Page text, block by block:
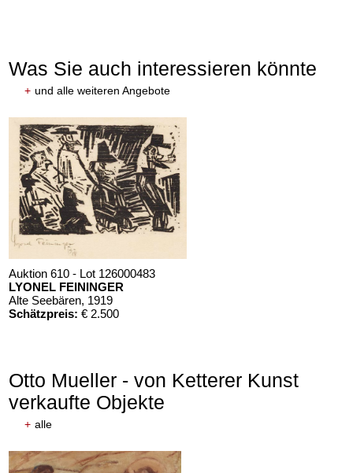
Was Sie auch interessieren könnte
+ und alle weiteren Angebote
Auktion 610 - Lot 126000483
LYONEL FEININGER
Alte Seebären, 1919
Schätzpreis: € 2.500
Otto Mueller - von Ketterer Kunst
verkaufte Objekte
+ alle